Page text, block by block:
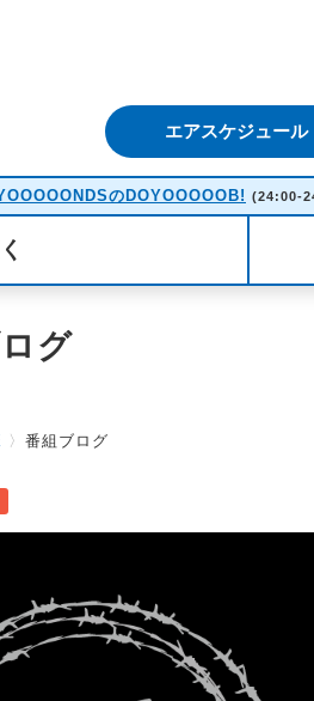
エアスケジュール
のDOYOOOOOB! (24:00-
グ
〉 番組ブログ